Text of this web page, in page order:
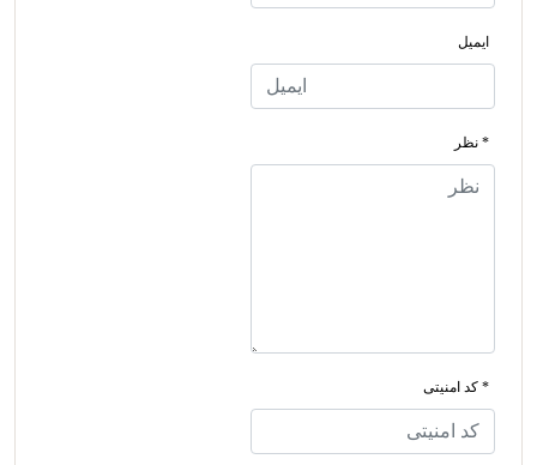
ایمیل
* نظر
* کد امنیتی